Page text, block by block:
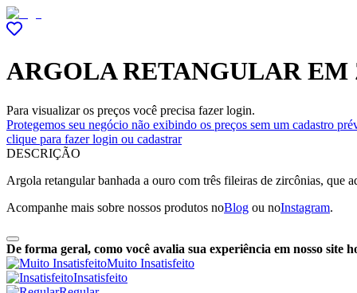
ARGOLA RETANGULAR EM
Para visualizar os preços você precisa fazer login.
Protegemos seu negócio não exibindo os preços sem um cadastro
clique para fazer login ou cadastrar
DESCRIÇÃO
Argola retangular banhada a ouro com três fileiras de zircônias, que
Acompanhe mais sobre nossos produtos noBlog ou noInstagram.
De forma geral, como você avalia sua experiência em nosso site
Muito Insatisfeito
Insatisfeito